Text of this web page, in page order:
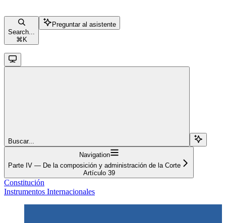
Search...
⌘ K
Preguntar al asistente
Buscar...
Navigation
Parte IV — De la composición y administración de la Corte
Artículo 39
Constitución
Instrumentos Internacionales